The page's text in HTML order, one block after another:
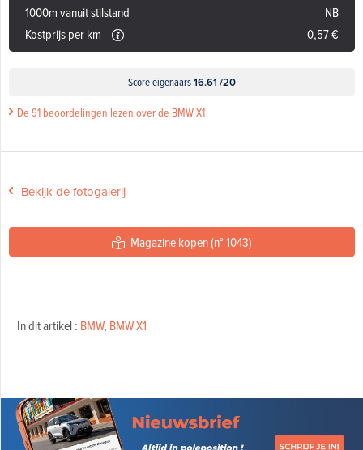
1000m vanuit stilstand
NB
Kostprijs per km
0,57 €
Score eigenaars16.61 /20
De 91 beoordelingen lezen over de BMW X1
Bekijk de fotogalerij
Magazine kopen (n° 1043)
In dit artikel : BMW, BMW X1